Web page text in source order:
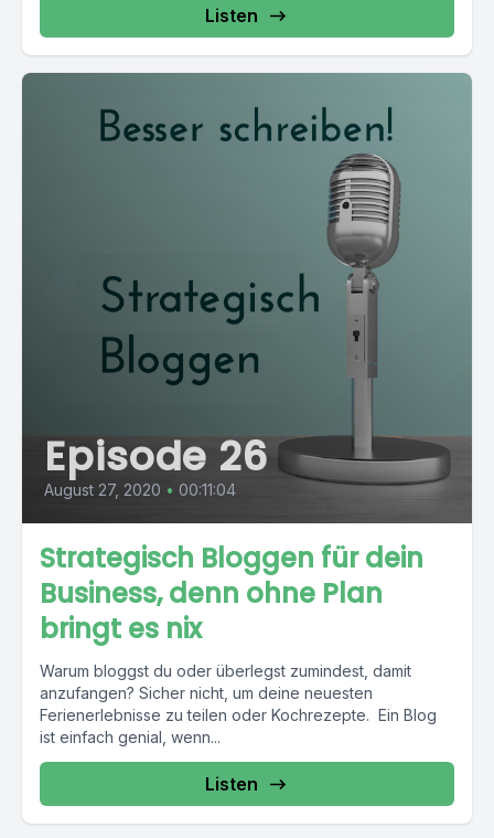
Listen
Episode 26
August 27, 2020 • 00:11:04
Strategisch Bloggen für dein
Business, denn ohne Plan
bringt es nix
Warum bloggst du oder überlegst zumindest, damit
anzufangen? Sicher nicht, um deine neuesten
Ferienerlebnisse zu teilen oder Kochrezepte. Ein Blog
ist einfach genial, wenn...
Listen